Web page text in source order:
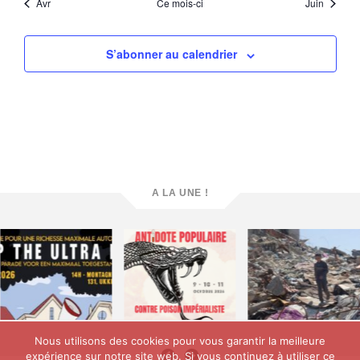
Avr Ce mois-ci Juin
S’abonner au calendrier
A LA UNE !
Nous utilisons des cookies pour vous garantir la meilleure
expérience sur notre site web. Si vous continuez à utiliser ce